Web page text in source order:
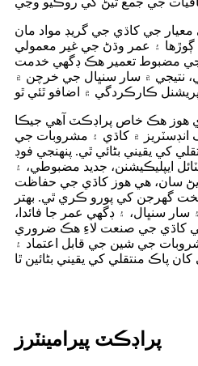
جي کاڌي جي گريڊ مواد مان
ڳوڙها ۽ عمر وڌڻ جي غير معمولي
مضبوط تعمير هڪ ڊگهي خدمت
نتيجي ۾ سار سنڀال جي خرچن ۾
هوز هڪ خاص پراڊڪٽ آهي جيڪا
انڊسٽريز ۾ کاڌي ۽ مشروبات جي
کي يقيني بڻائي ٿي. پنهنجي فوڊ
ايپليڪيشنن، جديد مضبوطي، ۽
سان، هي هوز کاڌي جي حفاظت
گهرجن کي پورو ڪري ٿي. بهتر
سنڀال، ۽ ڊگهي عمر جا فائدا،
کاڌي جي صنعت لاءِ هڪ ضروري
جي شين جي قابل اعتماد ۽
پراڊڪٽ پيرامينٽرز